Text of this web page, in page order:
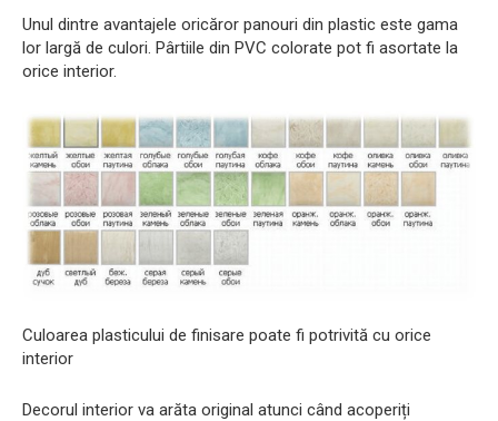
Unul dintre avantajele oricăror panouri din plastic este gama
lor largă de culori. Pârtiile din PVC colorate pot fi asortate la
orice interior.
Culoarea plasticului de finisare poate fi potrivită cu orice
interior
Decorul interior va arăta original atunci când acoperiți